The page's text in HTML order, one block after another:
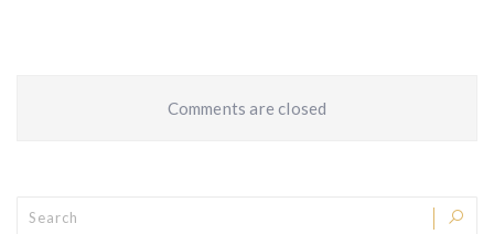
Comments are closed